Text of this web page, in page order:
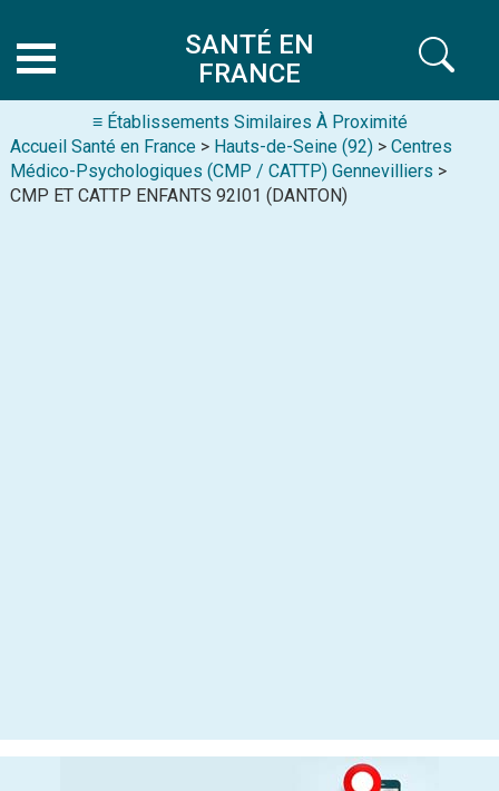
SANTÉ EN
FRANCE
≡ Établissements Similaires À Proximité
Accueil Santé en France > Hauts-de-Seine (92) > Centres
Médico-Psychologiques (CMP / CATTP) Gennevilliers >
CMP ET CATTP ENFANTS 92I01 (DANTON)